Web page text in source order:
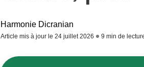
Harmonie Dicranian
Article mis à jour le 24 juillet 2026 9 min de